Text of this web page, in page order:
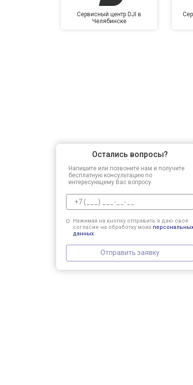
Сервисный центр DJI в
Челябинске
Остались вопросы?
Напишите или позвоните нам и получите
бесплатную консультацию по
интересующему Вас вопросу.
Нажимая на кнопку отправить я даю свое
согласие на обработку моих персональных
данных.
Отправить заявку